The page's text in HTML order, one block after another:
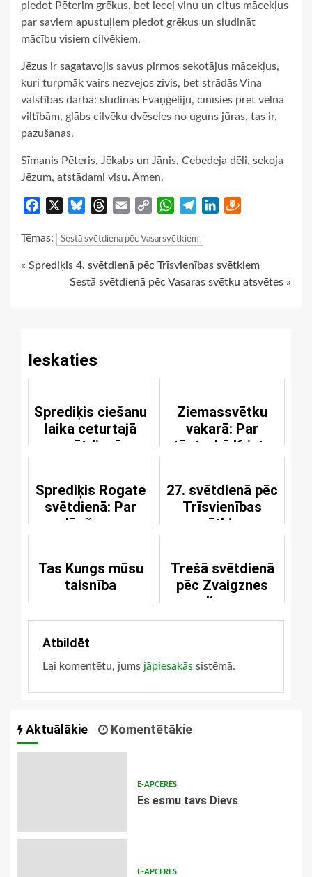
piedot Pēterim grēkus, bet ieceļ viņu un citus mācekļus
par saviem apustuļiem piedot grēkus un sludināt
mācību visiem cilvēkiem.
Jēzus ir sagatavojis savus pirmos sekotājus mācekļus,
kuri turpmāk vairs nezvejos zivis, bet strādās Viņa
valstības darbā: sludinās Evaņģēliju, cīnīsies pret velna
viltībām, glābs cilvēku dvēseles no uguns jūras, tas ir,
pazušanas.
Sīmanis Pēteris, Jēkabs un Jānis, Cebedeja dēli, sekoja
Jēzum, atstādami visu. Āmen.
Facebook BlueskyThreads
Email
Copy
WhatsApp
TelegramLinkedIn
Tēmas: Sestā svētdiena pēc Vasarsvētkiem
Continue
« Sprediķis 4. svētdienā pēc Trīsvienības svētkiem
Sestā svētdienā pēc Vasaras svētku atsvētes »
Ieskaties
Sprediķis ciešanu
laika ceturtajā
svētdienā
Ziemassvētku
vakarā: Par
stāstu, kā Kristus
Sprediķis Rogate
svētdienā: Par
lūgšanu
27. svētdienā pēc
Trīsvienības
svētkiem
Tas Kungs mūsu
taisnība
Trešā svētdienā
pēc Zvaigznes
dienas
Atbildēt
Lai komentētu, jums jāpiesakās sistēmā.
Aktuālākie Komentētākie
E-APCERES
Es esmu tavs Dievs
E-APCERES